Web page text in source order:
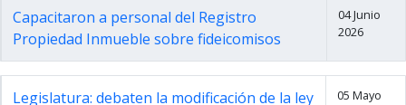
Capacitaron a personal del Registro
Propiedad Inmueble sobre fideicomisos
04 Junio
2026
Legislatura: debaten la modificación de la ley
05 Mayo